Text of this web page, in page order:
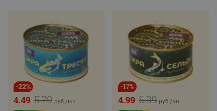
-22%
5.79
4.49 руб./шт
-17%
5.99
4.99 руб./шт